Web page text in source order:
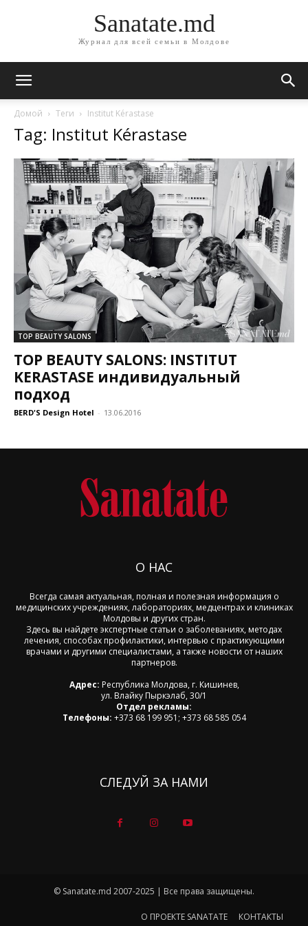
Sanatate.md
Журнал для всей семьи в Молдове
Домой Теги Institut Kérastase
Tag: Institut Kérastase
TOP BEAUTY SALONS
TOP BEAUTY SALONS: INSTITUT
KERASTASE индивидуальный
подход
BERD'S Design Hotel - 13.06.2016
О НАС
Всегда самая актуальная, полная и полезная информация о
медицинских учреждениях, лабораториях, медцентрах и клиниках
Молдовы и других стран.
Здесь вы найдете экспертные статьи о заболеваниях, методах
лечения, способах профилактики, интервью с практикующими
врачами и другими специалистами, а также новости от наших
партнеров.
Адрес: Республика Молдова, г. Кишинев,
ул. Влайку Пыркэлаб, 30/1
Отдел рекламы:
Телефоны: +373 68 199 951; +373 68 585 054
СЛЕДУЙ ЗА НАМИ
© Sanatate.md 2007-2025 | Все права защищены.
О ПРОЕКТЕ SANATATE
КОНТАКТЫ